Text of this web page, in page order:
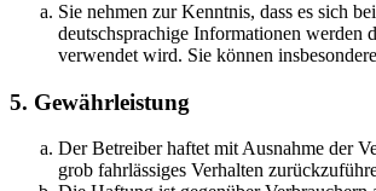
Sie nehmen zur Kenntnis, dass es sich
deutschsprachige Informationen
verwendet wird. Sie können
5. Gewährleistung
Der Betreiber haftet mit Ausnahme der
grob fahrlässiges Verhalten